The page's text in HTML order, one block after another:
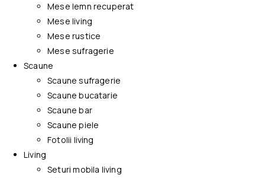
Mese lemn recuperat
Mese living
Mese rustice
Mese sufragerie
Scaune
Scaune sufragerie
Scaune bucatarie
Scaune bar
Scaune piele
Fotolii living
Living
Seturi mobila living